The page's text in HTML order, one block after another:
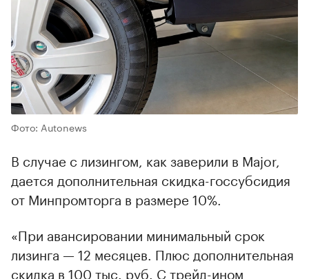
Фото: Autonews
В случае с лизингом, как заверили в Major,
дается дополнительная скидка-госсубсидия
от Минпромторга в размере 10%.
«При авансировании минимальный срок
лизинга — 12 месяцев. Плюс дополнительная
скидка в 100 тыс. руб. С трейд-ином